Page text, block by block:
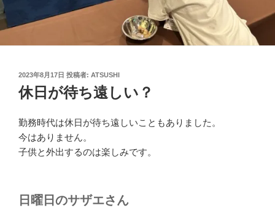
投
稿
日:
2023年8月17日 投稿者: ATSUSHI
休日が待ち遠しい？
勤務時代は休日が待ち遠しいこともありました。
今はありません。
子供と外出するのは楽しみです。
日曜日のサザエさん